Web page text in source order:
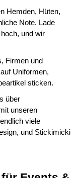
Hemden, Hüten,
Note. Lade
und wir
Firmen und
Uniformen,
sticken.
über
unseren
viele
und Stickimicki